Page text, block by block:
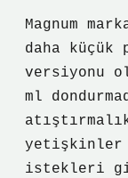
Magnum
daha küçük
versiyonu
​​ml
yetişkinler
istekleri